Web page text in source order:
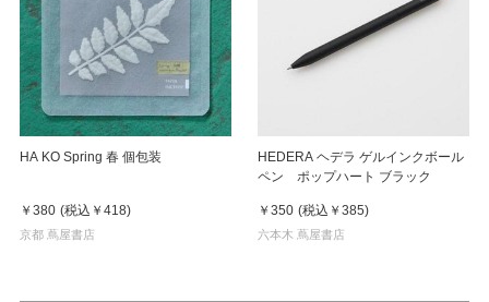
HA KO Spring 春 個包装
￥380 (税込 ￥418)
京都 蔦屋書店
HEDERA ヘデラ ゲルインクボール
ペン ポップハート ブラック
￥350 (税込 ￥385)
六本木 蔦屋書店